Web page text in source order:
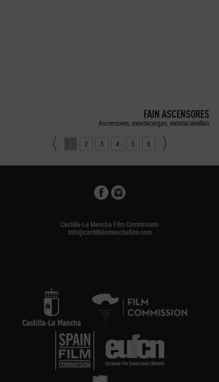
FAIN ASCENSORES
Ascensores, montacargas, montacamillas
1 2 3 4 5 6
Castilla-La Mancha Film Commission
info@castillalamanchafilm.com